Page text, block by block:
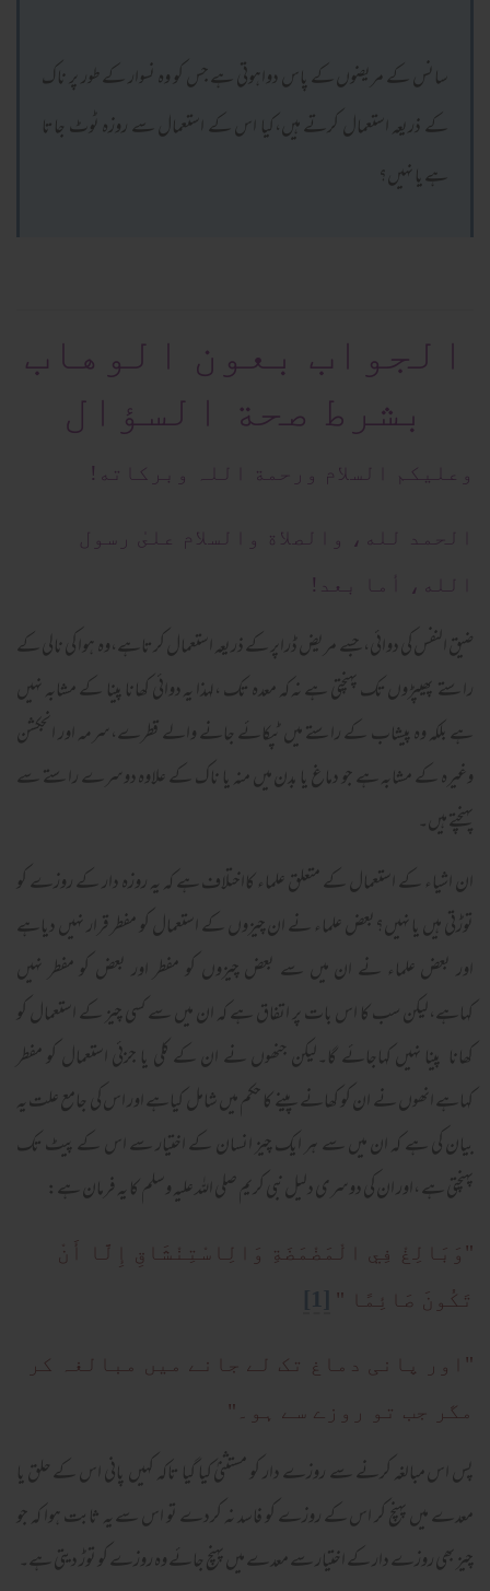
سانس کے مریضوں کے پاس دواہوتی ہے جس کو وہ نسوار کے طور پر ناک
کے ذریعہ استعمال کرتے ہیں،کیا اس کے استعمال سے روزہ ٹوٹ جاتا
ہے یا نہیں؟
الجواب بعون الوهاب
بشرط صحة السؤال
وعلیکم السلام ورحمة اللہ وبرکاته!
الحمد لله، والصلاة والسلام علىٰ رسول
الله، أما بعد!
ضیق النفس کی دوائی،جسے مریض ڈراپر کے ذریعہ استعمال کرتاہے،وہ ہوا کی نالی کے
راستے پھیپڑوں تک پہنچتی ہے نہ کہ معدہ تک ،لہذا یہ دوائی کھانا پینا کے مشابہ نہیں
ہے بلکہ وہ پیشاب کے راستے میں ٹپکائے جانے والے قطرے،سرمہ اور انجکشن
وغیرہ کے مشابہ ہے جو دماغ یا بدن میں منہ یا ناک کے علاوہ دوسرے راستے سے
پہنچتے ہیں۔
ان اشیاء کے استعمال کے متعلق علماء کااختلاف ہے کہ یہ روزہ دار کے روزے کو
توڑتی ہیں یا نہیں؟بعض علماء نے ان چیزوں کے استعمال کو مفطر قرار نہیں دیاہے
اور بعض علماء نے ان میں سے بعض چیزوں کو مفطر اور بعض کو مفطر نہیں
کہاہے،لیکن سب کا اس بات پر اتفاق ہے کہ ان میں سے کسی چیز کے استعمال کو
کھانا پینا نہیں کہاجائے گا۔لیکن جنھوں نے ان کے کلی یا جزئی استعمال کو مفطر
کہاہے انھوں نے ان کو کھانے پینے کا حکم میں شامل کیاہے اور اس کی جامع علت یہ
بیان کی ہے کہ ان میں سے ہر ایک چیز انسان کے اختیار سے اس کے پیٹ تک
پہنچتی ہے ،اور ان کی دوسری دلیل نبی کریم صلی اللہ علیہ وسلم کا یہ فرمان ہے:
"وَبَالِغْ فِي الْمَضْمَضَةِ وَالِاسْتِنْشَاقِ إِلَّا أَنْ
تَكُونَ صَائِمًا " [1]
"اور پانی دماغ تک لے جانے میں مبالغہ کر
مگر جب تو روزے سے ہو۔"
پس اس مبالغہ کرنے سے روزے دار کو مستثنیٰ کیا گیا تاکہ کہیں پانی اس کے حلق یا
معدے میں پہنچ کر اس کے روزے کو فاسد نہ کردے تو اس سے یہ ثابت ہوا کہ جو
چیز بھی روزے دار کے اختیار سے معدے میں پہنچ جائے وہ روزے کو توڑ دیتی ہے۔